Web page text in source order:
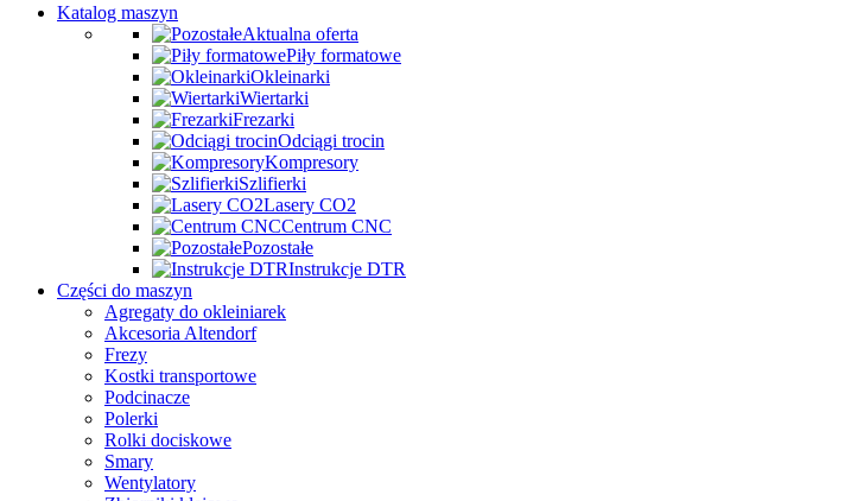
Katalog maszyn
Aktualna oferta
Piły formatowe
Okleinarki
Wiertarki
Frezarki
Odciągi trocin
Kompresory
Szlifierki
Lasery CO2
Centrum CNC
Pozostałe
Instrukcje DTR
Części do maszyn
Agregaty do okleiniarek
Akcesoria Altendorf
Frezy
Kostki transportowe
Podcinacze
Polerki
Rolki dociskowe
Smary
Wentylatory